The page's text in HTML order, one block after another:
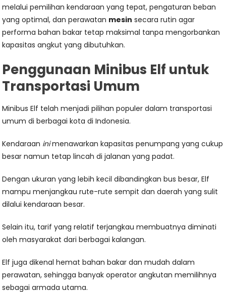
melalui pemilihan kendaraan yang tepat, pengaturan beban
yang optimal, dan perawatan mesin secara rutin agar
performa bahan bakar tetap maksimal tanpa mengorbankan
kapasitas angkut yang dibutuhkan.
Penggunaan Minibus Elf untuk
Transportasi Umum
Minibus Elf telah menjadi pilihan populer dalam transportasi
umum di berbagai kota di Indonesia.
Kendaraan inimenawarkan kapasitas penumpang yang cukup
besar namun tetap lincah di jalanan yang padat.
Dengan ukuran yang lebih kecil dibandingkan bus besar, Elf
mampu menjangkau rute-rute sempit dan daerah yang sulit
dilalui kendaraan besar.
Selain itu, tarif yang relatif terjangkau membuatnya diminati
oleh masyarakat dari berbagai kalangan.
Elf juga dikenal hemat bahan bakar dan mudah dalam
perawatan, sehingga banyak operator angkutan memilihnya
sebagai armada utama.